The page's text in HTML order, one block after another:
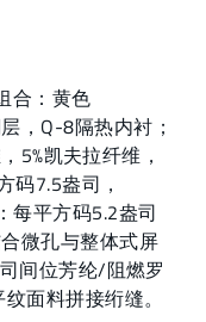
合：黄色
，Q-8隔热内衬；
5%凯夫拉纤维，
码7.5盎司，
每平方码5.2盎司
微孔与整体式屏
间位芳纶/阻燃罗
面料拼接绗缝。